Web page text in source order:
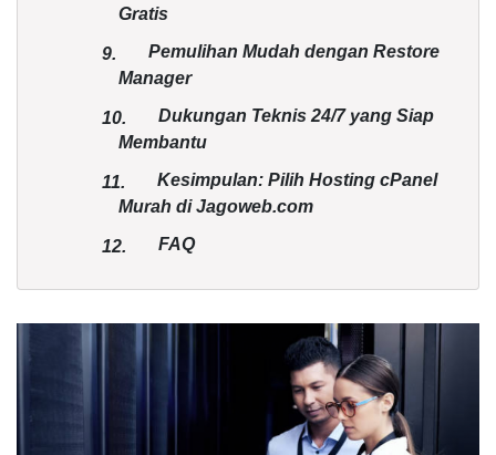
Gratis
9.
Pemulihan Mudah dengan Restore
Manager
10.
Dukungan Teknis 24/7 yang Siap
Membantu
11.
Kesimpulan: Pilih Hosting cPanel
Murah di Jagoweb.com
12. FAQ